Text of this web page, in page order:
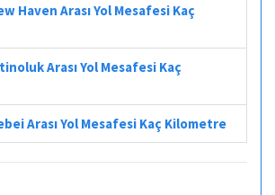
Haven Arası Yol Mesafesi Kaç
Arası Yol Mesafesi Kaç
Arası Yol Mesafesi Kaç Kilometre